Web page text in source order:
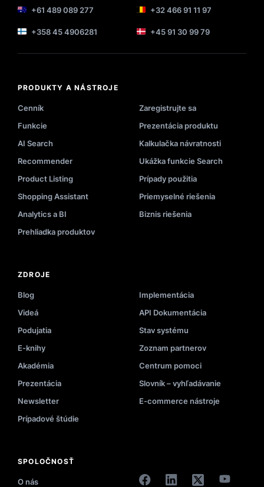
+61 489 089 277 +32 466 91 11 97
+358 45 4906281 +45 91 30 99 79
PRODUKTY A NÁSTROJE
Cenník
Zaregistrujte sa
Funkcie
Prezentácia produktu
AI Search
Kalkulačka návratnosti
Recommender
Ukážka funkcie Search
Product Listing
Prípady použitia
Shopping Assistant
Priemyselné riešenia
Analytics a BI
Biznis riešenia
Prehliadka produktov
ZDROJE
Blog
Implementácia
Videá
API Dokumentácia
Podujatia
Stav systému
E-knihy
Zoznam partnerov
Akadémia
Centrum pomoci
Prezentácia
Slovník – vyhľadávanie
Newsletter
E-commerce nástroje
Prípadové štúdie
SPOLOČNOSŤ
O nás